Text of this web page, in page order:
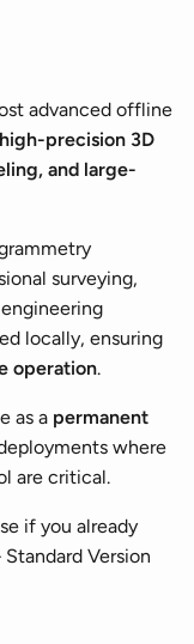
advanced offline
high-precision 3D
and large-
surveying,
locally, ensuring
operation.
as a permanent
where
are critical.
if you already
Version